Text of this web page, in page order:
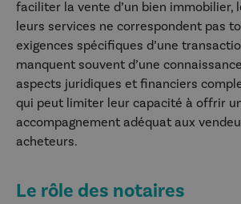
faciliter la vente d’un bien immobilier,
leurs services ne correspondent pas
exigences spécifiques d’une
manquent souvent d’une
aspects juridiques et financiers
qui peut limiter leur capacité à offrir
accompagnement adéquat aux
acheteurs.
Le rôle des notaires